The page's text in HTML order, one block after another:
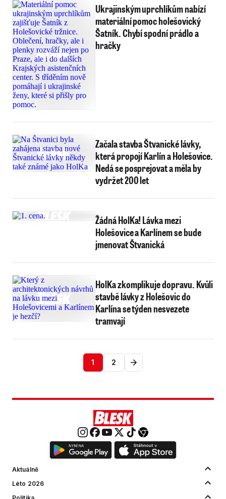
Ukrajinským uprchlíkům nabízí
materiální pomoc holešovický
Šatník. Chybí spodní prádlo a
hračky
Začala stavba Štvanické lávky,
která propojí Karlín a Holešovice.
Nedá se posprejovat a měla by
vydržet 200 let
Žádná HolKa! Lávka mezi
Holešovice a Karlínem se bude
jmenovat Štvanická
HolKa zkomplikuje dopravu. Kvůli
stavbě lávky z Holešovic do
Karlína se týden nesvezete
tramvají
1 2
Aktuálně
Léto 2026